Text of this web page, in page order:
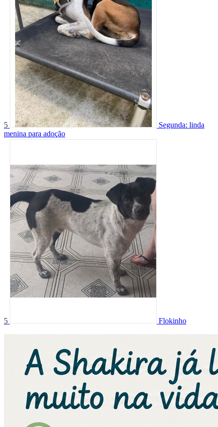
5
Segunda: linda
menina para adoção
5 Flokinho